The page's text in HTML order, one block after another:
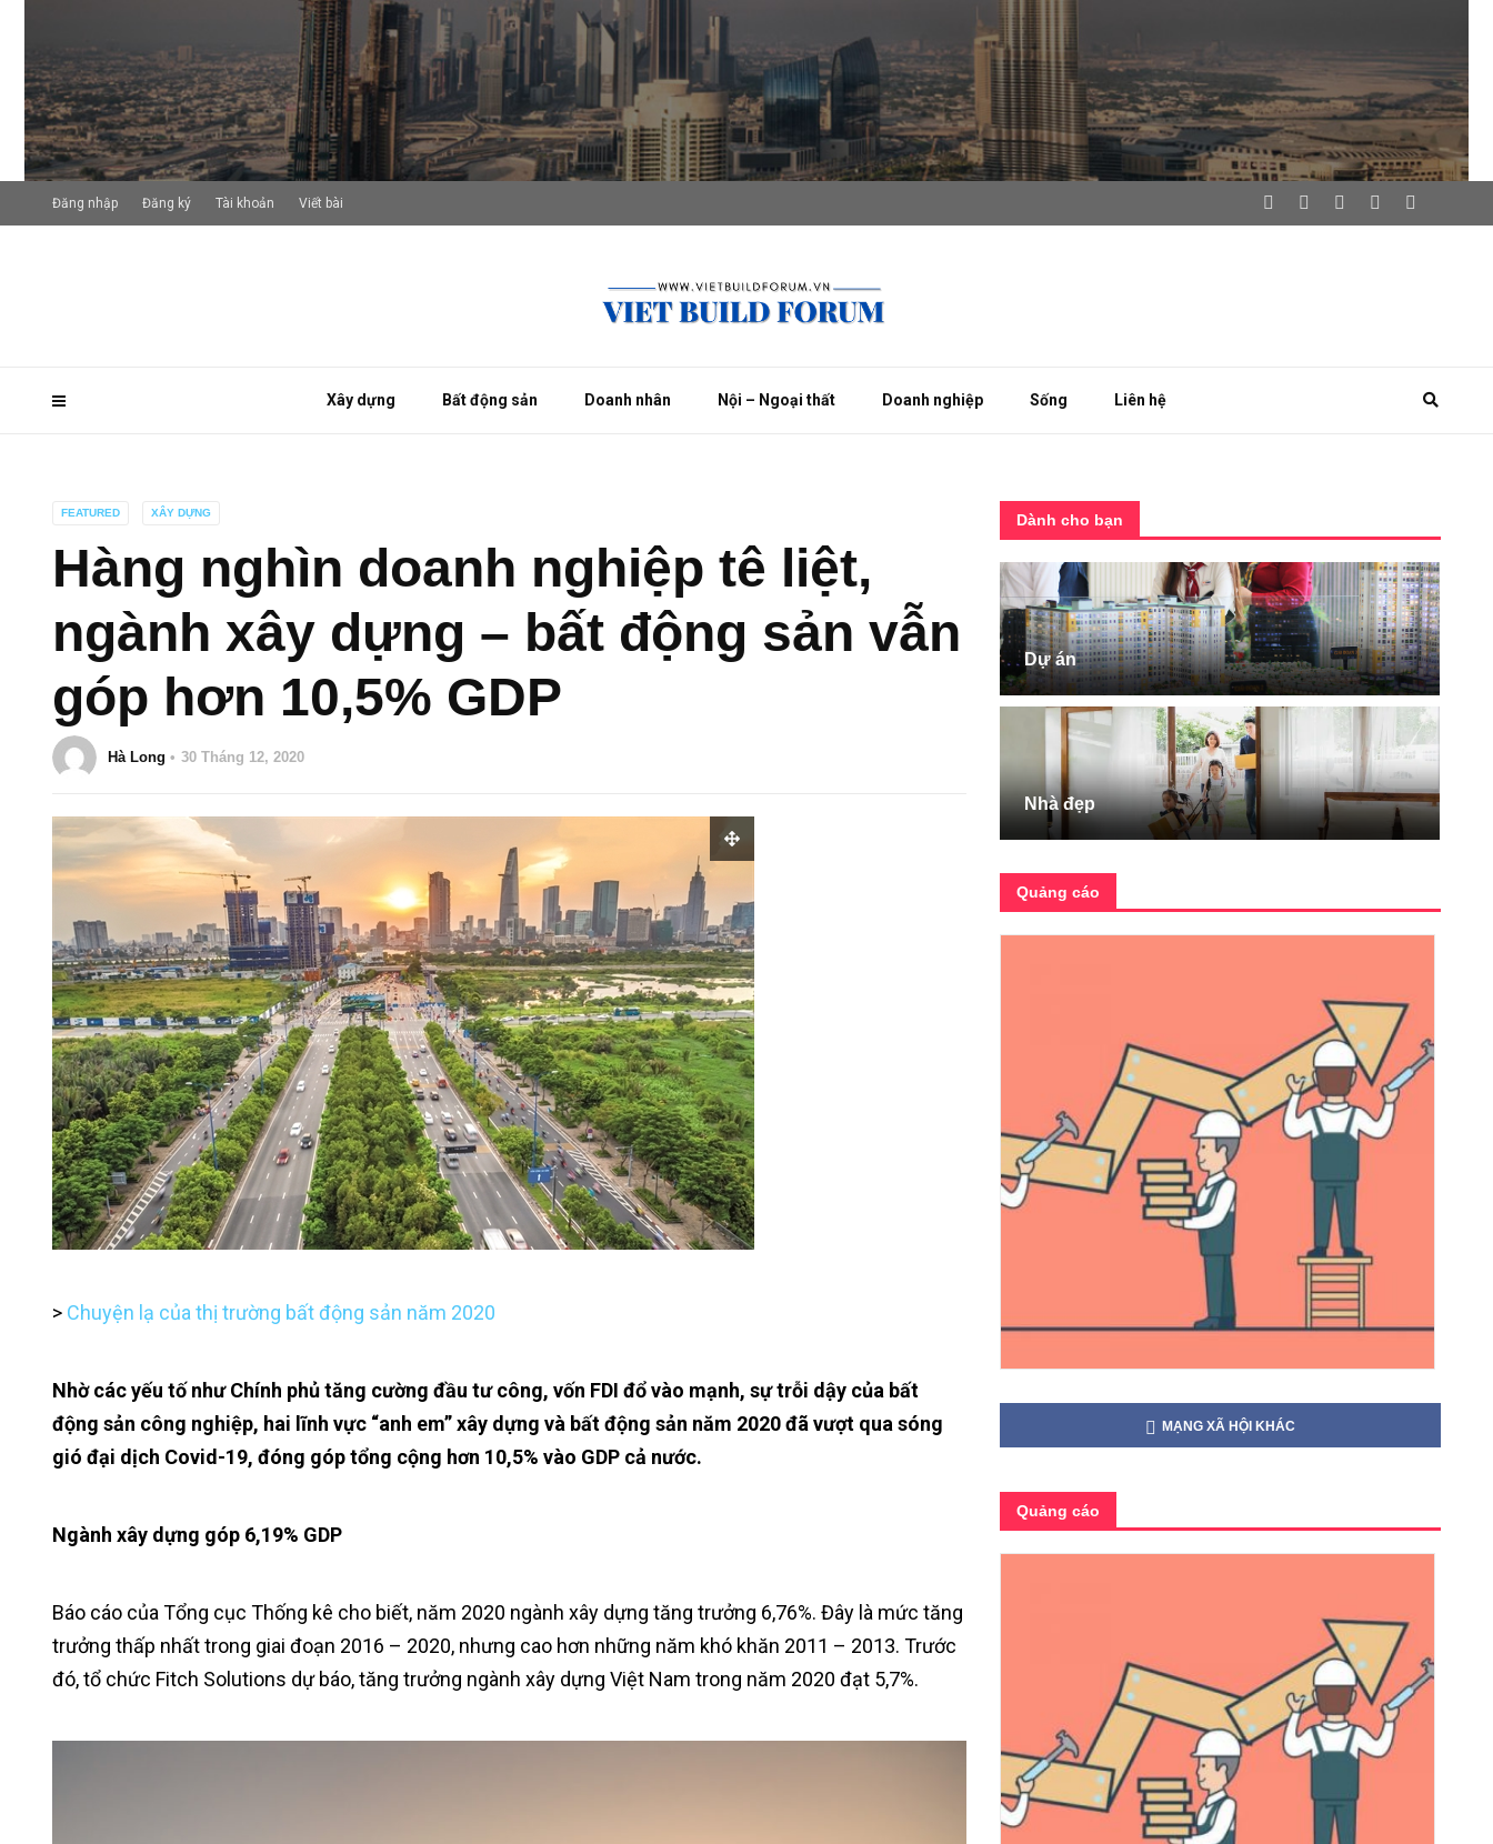
Xây dựng Bất động sản Doanh nhân Nội – Ngoại thất Doanh nghiệp Sống Liên hệ
Đăng nhập Đăng ký Tài khoản Viết bài
FEATURED XÂY DỰNG
Hàng nghìn doanh nghiệp tê liệt,
ngành xây dựng – bất động sản vẫn
góp hơn 10,5% GDP
Hà Long 30 Tháng 12, 2020
> Chuyện lạ của thị trường bất động sản năm 2020
Nhờ các yếu tố như Chính phủ tăng cường đầu tư công, vốn FDI đổ vào mạnh, sự trỗi dậy của bất
động sản công nghiệp, hai lĩnh vực “anh em” xây dựng và bất động sản năm 2020 đã vượt qua sóng
gió đại dịch Covid-19, đóng góp tổng cộng hơn 10,5% vào GDP cả nước.
Ngành xây dựng góp 6,19% GDP
Báo cáo của Tổng cục Thống kê cho biết, năm 2020 ngành xây dựng tăng trưởng 6,76%. Đây là mức tăng
trưởng thấp nhất trong giai đoạn 2016 – 2020, nhưng cao hơn những năm khó khăn 2011 – 2013. Trước
đó, tổ chức Fitch Solutions dự báo, tăng trưởng ngành xây dựng Việt Nam trong năm 2020 đạt 5,7%.
Dành cho bạn
Dự án
Nhà đẹp
Quảng cáo
MẠNG XÃ HỘI KHÁC
Quảng cáo